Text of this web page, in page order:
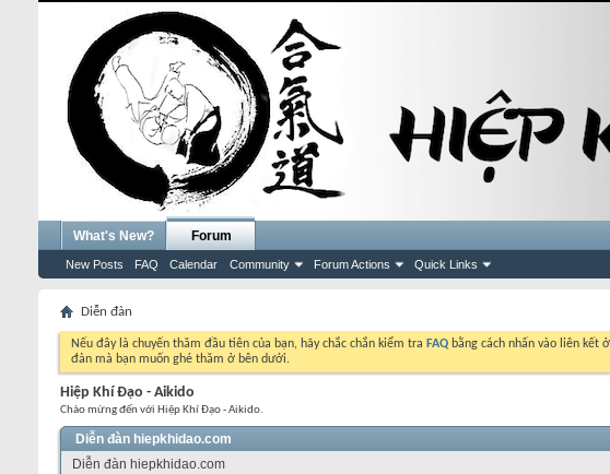
What's New? Forum
New Posts FAQ Calendar Community Forum Actions Quick Links
Diễn đàn
Nếu đây là chuyến thăm đầu tiên của bạn, hãy chắc chắn kiểm tra FAQ bằng cách nhấn vào liên kết
đàn mà bạn muốn ghé thăm ở bên dưới.
Hiệp Khí Đạo - Aikido
Chào mừng đến với Hiệp Khí Đạo - Aikido.
Diễn đàn hiepkhidao.com
Diễn đàn hiepkhidao.com